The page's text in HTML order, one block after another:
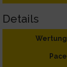
Details
Wertung
Pace